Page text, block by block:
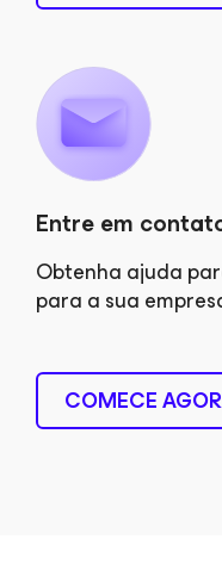
Entre em
Obtenha ajuda
para a sua
COMECE